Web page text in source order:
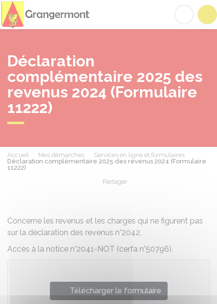
Déclaration
complémentaire 2025 des
revenus 2024 (Formulaire
11222)
Accueil Mes démarches
Services en ligne et formulaires
Déclaration complémentaire 2025 des revenus 2024 (Formulaire
11222)
Partager
Concerne les revenus et les charges qui ne figurent pas
sur la déclaration des revenus n°2042.
Accès à la notice n°2041-NOT (cerfa n°50796).
Télécharger le formulaire